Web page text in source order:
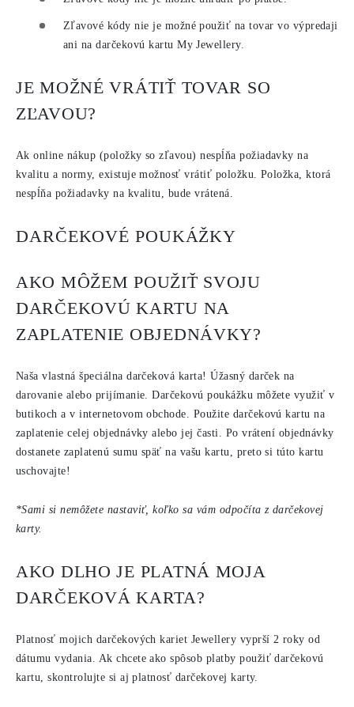
Zľavové kódy nie je možné použiť na tovar vo výpredaji
ani na darčekovú kartu My Jewellery.
JE MOŽNÉ VRÁTIŤ TOVAR SO
ZĽAVOU?
Ak online nákup (položky so zľavou) nespĺňa požiadavky na
kvalitu a normy, existuje možnosť vrátiť položku. Položka, ktorá
nespĺňa požiadavky na kvalitu, bude vrátená.
DARČEKOVÉ POUKÁŽKY
AKO MÔŽEM POUŽIŤ SVOJU
DARČEKOVÚ KARTU NA
ZAPLATENIE OBJEDNÁVKY?
Naša vlastná špeciálna darčeková karta! Úžasný darček na
darovanie alebo prijímanie. Darčekovú poukážku môžete využiť v
butikoch a v internetovom obchode. Použite darčekovú kartu na
zaplatenie celej objednávky alebo jej časti. Po vrátení objednávky
dostanete zaplatenú sumu späť na vašu kartu, preto si túto kartu
uschovajte!
*Sami si nemôžete nastaviť, koľko sa vám odpočíta z darčekovej
karty.
AKO DLHO JE PLATNÁ MOJA
DARČEKOVÁ KARTA?
Platnosť mojich darčekových kariet Jewellery vyprší 2 roky od
dátumu vydania. Ak chcete ako spôsob platby použiť darčekovú
kartu, skontrolujte si aj platnosť darčekovej karty.